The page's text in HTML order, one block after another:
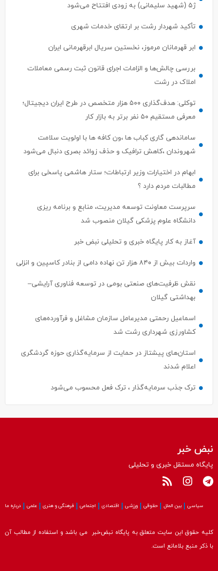
ژ۵ (شهید سلیمانی) به زودی افتتاح می‌شود
تأکید شهردار رشت بر ارتقای خدمات شهری
ابر قهرمانان مرموز، نخستین سریال ابرقهرمانی ایران
بررسی چالش‌ها و الزامات اجرای قانون ثبت رسمی معاملات
املاک در رشت
توکلی: هدف‌گذاری ۵۰۰ هزار متخصص در طرح ایران دیجیتال؛
معرفی مستقیم ۵۰ نفر برتر به بازار کار
ساماندهی گاری کباب ها ،ون کافه ها با اولویت سلامت
شهروندان ،کاهش ترافیک و حذف زوائد بصری دنبال می‌شود
ابهام در اختیارات وزیر ارتباطات؛ ستار هاشمی پاسخی برای
مطالبات مردم دارد ؟
سرپرست معاونت توسعه مدیریت، منابع و برنامه ریزی
دانشگاه علوم پزشکی گیلان منصوب شد
آغاز به کار پایگاه خبری و تحلیلی نبض خبر
واردات بیش از ۸۴۰ هزار تن نهاده دامی از بنادر كاسپین و انزلی
نقش ظرفیت‌های صنعتی بومی در توسعه فناوری آرایشی–
بهداشتی گیلان
اسماعیل رحمتی مدیرعامل سازمان مشاغل و فرآورده‌های
کشاورزی شهرداری رشت شد
استان‌های پیشتاز در حمایت از سرمایه‌گذاری حوزه گردشگری
اعلام شدند
ترک جذب سرمایه‌گذار ، ترک فعل محسوب می‌شود
نبض خبر
پایگاه مستقل خبری و تحلیلی
سیاسی بین الملل حقوقی ورزشی اقتصادی اجتماعی فرهنگی و هنری علمی درباره ما
کلیه حقوق این سایت متعلق به پایگاه نبض‌خبر می باشد و استفاده از مطالب آن
با ذکر منبع بلامانع است.